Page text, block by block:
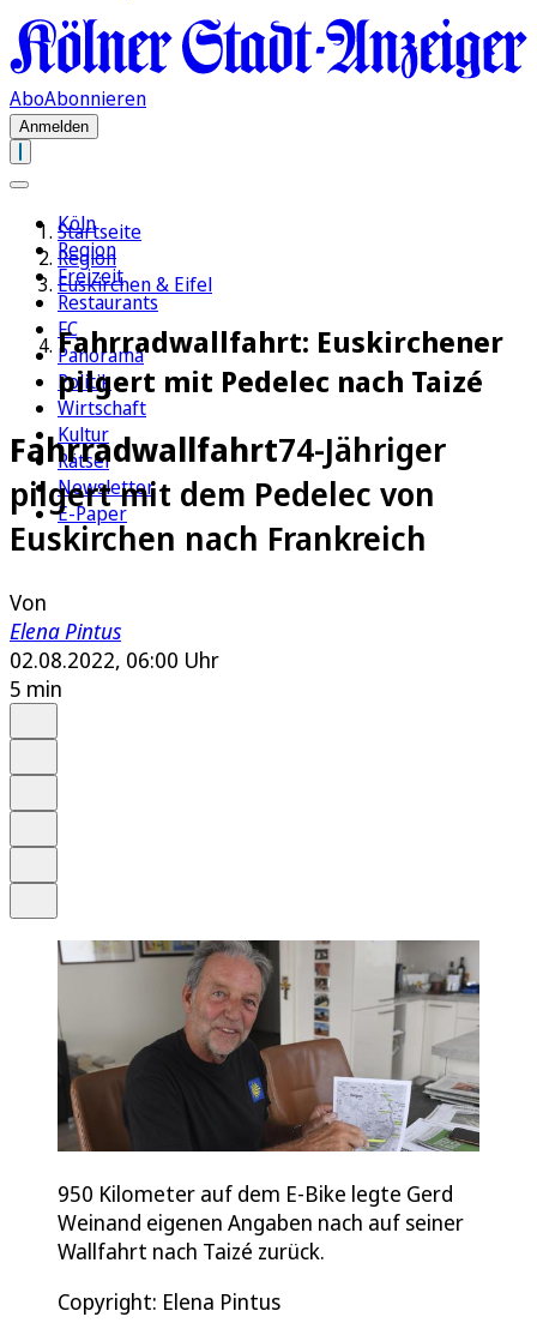
AboAbonnieren
Anmelden
Köln
Region
Freizeit
Restaurants
FC
Panorama
Politik
Wirtschaft
Kultur
Rätsel
Newsletter
E-Paper
Startseite
Region
Euskirchen & Eifel
Fahrradwallfahrt: Euskirchener
pilgert mit Pedelec nach Taizé
Fahrradwallfahrt74-Jähriger
pilgert mit dem Pedelec von
Euskirchen nach Frankreich
Von
Elena Pintus
02.08.2022, 06:00 Uhr
5 min
950 Kilometer auf dem E-Bike legte Gerd
Weinand eigenen Angaben nach auf seiner
Wallfahrt nach Taizé zurück.
Copyright: Elena Pintus